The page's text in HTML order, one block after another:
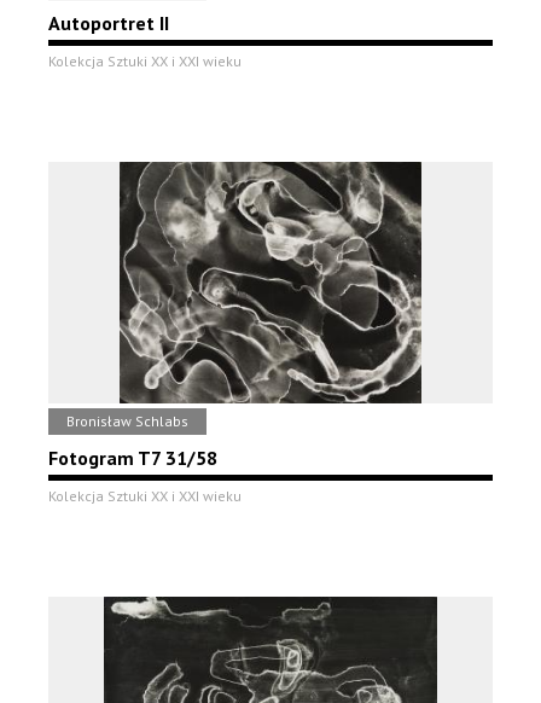
Autoportret II
Kolekcja Sztuki XX i XXI wieku
Bronisław Schlabs
Fotogram T7 31/58
Kolekcja Sztuki XX i XXI wieku